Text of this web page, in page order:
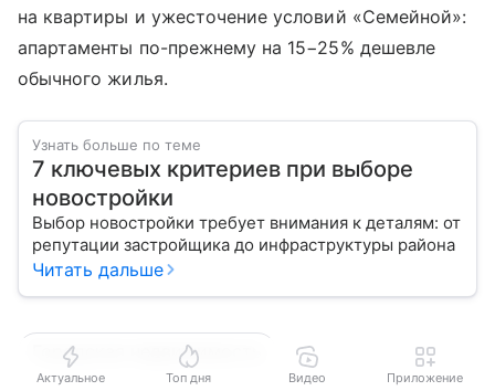
на квартиры и ужесточение условий «Семейной»:
апартаменты по-прежнему на 15−25% дешевле
обычного жилья.
Узнать больше по теме
7 ключевых критериев при выборе
новостройки
Выбор новостройки требует внимания к деталям: от
репутации застройщика до инфраструктуры района
Читать дальше
Городская недвижимость
Актуальное Топ дня Видео Приложение